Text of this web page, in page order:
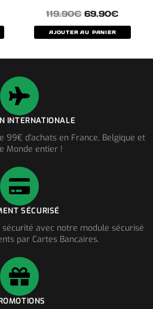
119.90€ 69.90€
AJOUTER AU PANIER
INTERNATIONALE
99€ d'achats en France, Belgique et
Monde entier !
SÉCURISÉ
avec notre module sécurisé
par Cartes Bancaires.